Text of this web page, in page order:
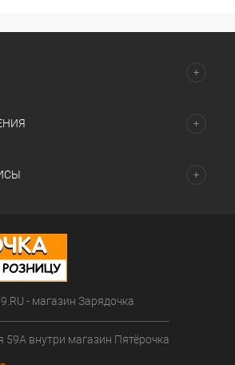
- магазин Зарядочка
59А внутри магазин Пятёрочка